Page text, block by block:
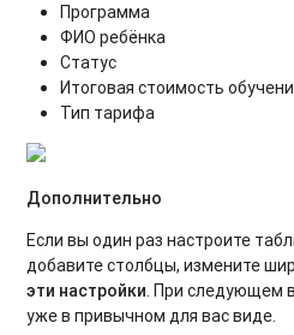
Программа
ФИО ребёнка
Статус
Итоговая стоимость
Тип тарифа
Дополнительно
Если вы один раз настроите
добавите столбцы, измените
эти настройки. При следующем
уже в привычном для вас виде.